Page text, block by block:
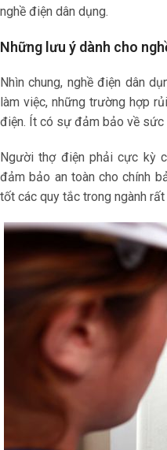
nghề điện dân dụng.
Những lưu ý dành cho
Nhìn chung, nghề điện dân
làm việc, những trường hợp
điện. Ít có sự đảm bảo về sức
Người thợ điện phải cực kỳ
đảm bảo an toàn cho chính
tốt các quy tắc trong ngành